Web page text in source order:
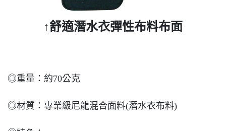
↑舒適潛水衣彈性布料布面
◎重量：約70公克
◎材質：專業級尼龍混合面料(潛水衣布料)